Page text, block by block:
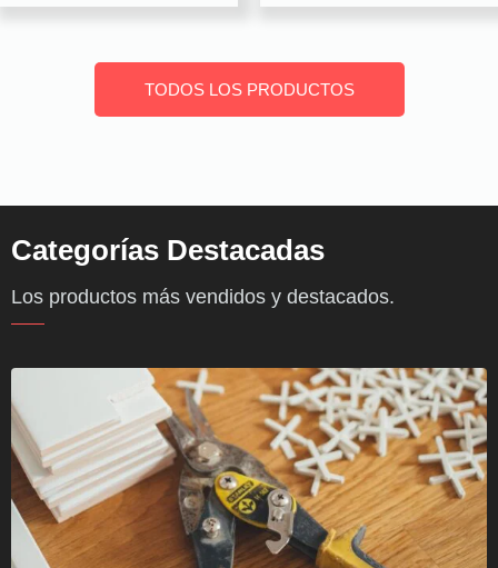
TODOS LOS PRODUCTOS
Categorías Destacadas
Los productos más vendidos y destacados.